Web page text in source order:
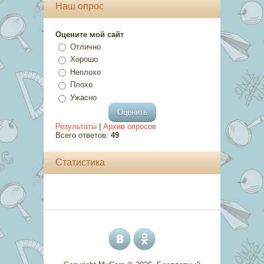
Наш опрос
Оцените мой сайт
Отлично
Хорошо
Неплохо
Плохо
Ужасно
Результаты | Архив опросов
Всего ответов: 49
Статистика